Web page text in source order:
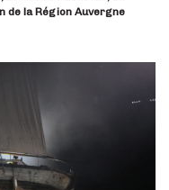
de la Région Auvergne